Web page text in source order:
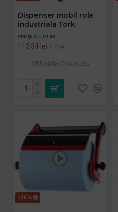
Dispenser mobil rola
industriala Tork
PRP 153,01 lei
113,34 lei + TVA
137,14 lei TVA inclus
-26 %